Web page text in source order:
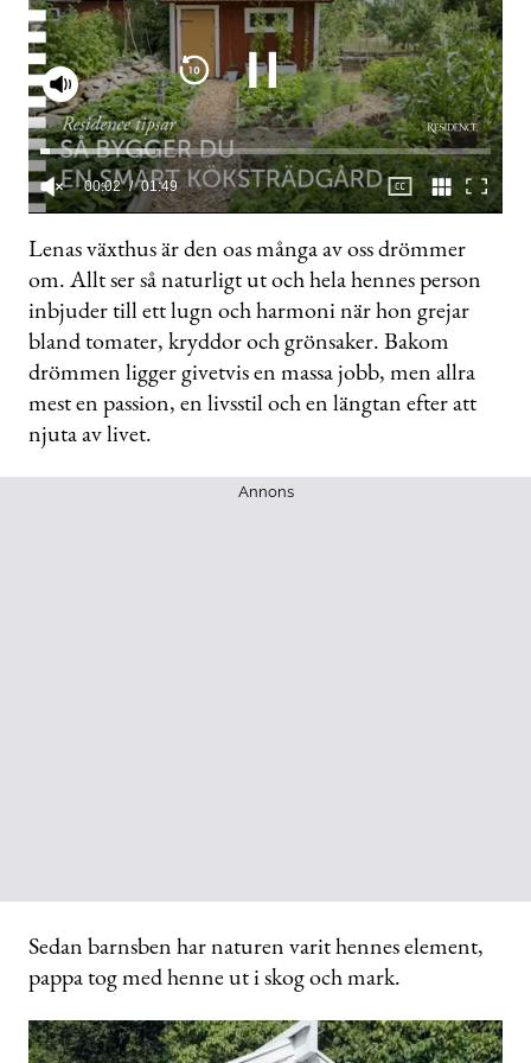
0
seconds
of
1
50
seconds
Slå på ljud
Lenas växthus är den oas många av oss drömmer
om. Allt ser så naturligt ut och hela hennes person
inbjuder till ett lugn och harmoni när hon grejar
bland tomater, kryddor och grönsaker. Bakom
drömmen ligger givetvis en massa jobb, men allra
mest en passion, en livsstil och en längtan efter att
njuta av livet.
Annons
Sedan barnsben har naturen varit hennes element,
pappa tog med henne ut i skog och mark.